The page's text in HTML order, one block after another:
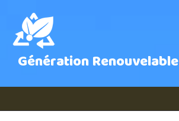
Génération Renouvelable